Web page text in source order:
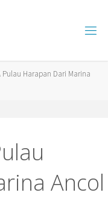
Pulau Harapan Dari Marina
Ancol